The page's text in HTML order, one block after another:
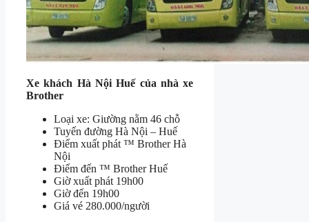
Xe khách Hà Nội Huế của nhà xe
Brother
Loại xe: Giường nằm 46 chỗ
Tuyến đường Hà Nội – Huế
Điểm xuất phát ™ Brother Hà
Nội
Điểm đến ™ Brother Huế
Giờ xuất phát 19h00
Giờ đến 19h00
Giá vé 280.000/người